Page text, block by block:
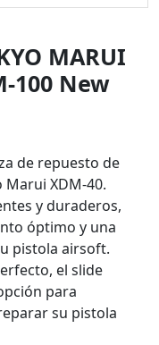
MARUI
100 New
de repuesto de
XDM-40.
y duraderos,
óptimo y una
pistola airsoft.
el slide
para
su pistola